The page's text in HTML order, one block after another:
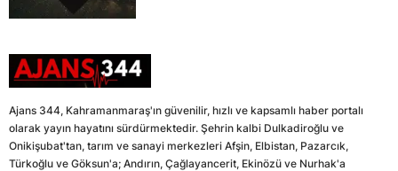
Ajans 344, Kahramanmaraş'ın güvenilir, hızlı ve kapsamlı haber portalı
olarak yayın hayatını sürdürmektedir. Şehrin kalbi Dulkadiroğlu ve
Onikişubat'tan, tarım ve sanayi merkezleri Afşin, Elbistan, Pazarcık,
Türkoğlu ve Göksun'a; Andırın, Çağlayancerit, Ekinözü ve Nurhak'a